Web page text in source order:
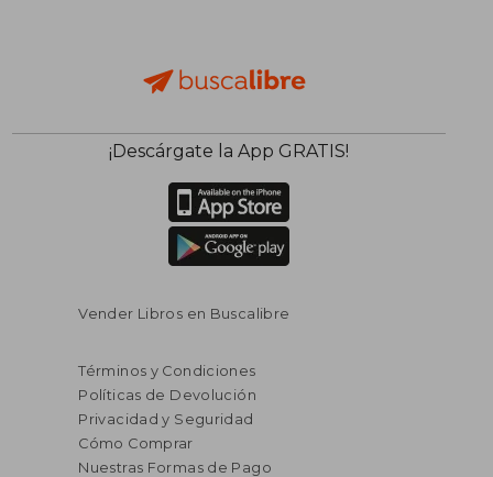
¡Descárgate la App GRATIS!
Vender Libros en Buscalibre
Términos y Condiciones
Políticas de Devolución
Privacidad y Seguridad
Cómo Comprar
Nuestras Formas de Pago